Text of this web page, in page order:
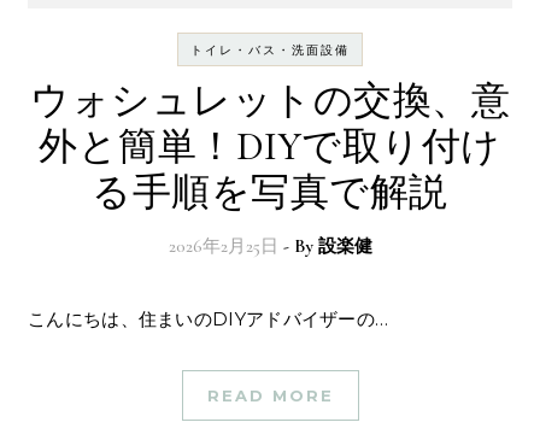
トイレ・バス・洗面設備
ウォシュレットの交換、意
外と簡単！DIYで取り付け
る手順を写真で解説
2026年2月25日 - By 設楽健
こんにちは、住まいのDIYアドバイザーの…
READ MORE